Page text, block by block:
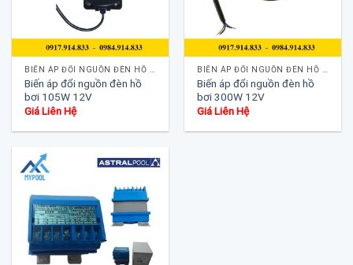
Biến áp đổi nguồn đèn hồ
bơi 105W 12V
Giá Liên Hệ
Biến áp đổi nguồn đèn hồ
bơi 300W 12V
Giá Liên Hệ